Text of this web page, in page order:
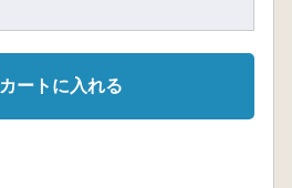
カートに入れる